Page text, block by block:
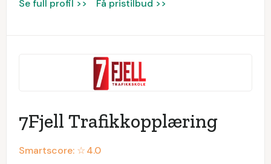
Se full profil >> Få pristilbud >>
7Fjell Trafikkopplæring
Smartscore: ☆4.0